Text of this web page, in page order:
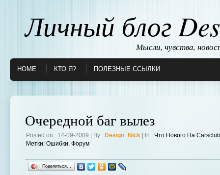
Личный блог
Мысли, чувства,
HOME КТО Я? ПОЛЕЗНЫЕ ССЫЛКИ
Очередной баг вылез
Posted on : 14-09-2009 | By : Design_Nick | In : Что Нового На
Метки: Ошибки, Форум
Поделиться…